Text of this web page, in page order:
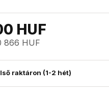
HUF
866 HUF
raktáron (1-2 hét)